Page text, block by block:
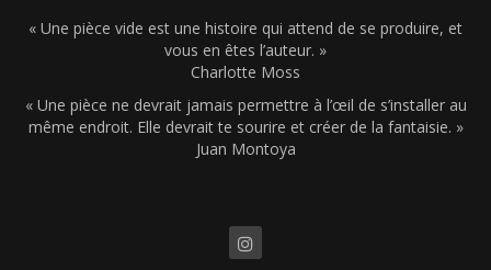
« Une pièce vide est une histoire qui attend de se produire, et
vous en êtes l’auteur. »
Charlotte Moss
« Une pièce ne devrait jamais permettre à l’œil de s’installer au
même endroit. Elle devrait te sourire et créer de la fantaisie. »
Juan Montoya